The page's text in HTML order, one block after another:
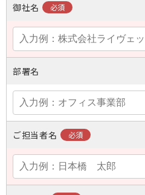
御社名
部署名
ご担当者名